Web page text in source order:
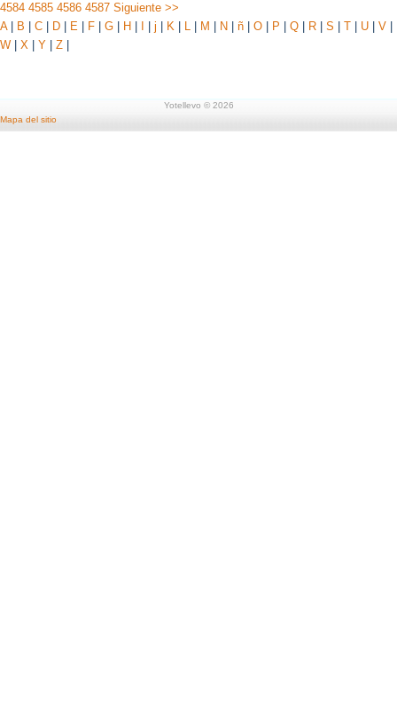
4584 4585 4586 4587 Siguiente >>
A| B C D E F G H j K L M N ñ O P Q R S T U V
W
X Y Z
Yotellevo © 2026
Mapa del sitio